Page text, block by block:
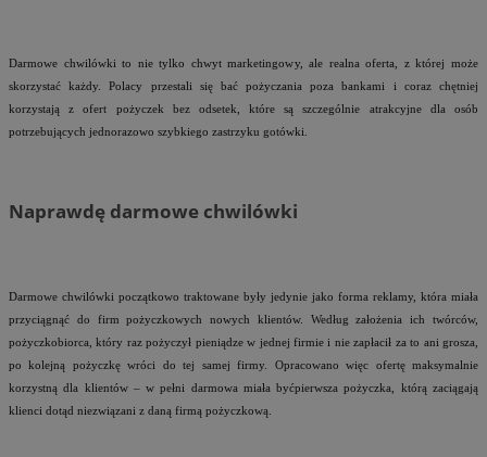
Darmowe chwilówki to nie tylko chwyt marketingowy, ale realna oferta, z której może
skorzystać każdy. Polacy przestali się bać pożyczania poza bankami i coraz chętniej
korzystają z ofert pożyczek bez odsetek, które są szczególnie atrakcyjne dla osób
potrzebujących jednorazowo szybkiego zastrzyku gotówki.
Naprawdę darmowe chwilówki
Darmowe chwilówki początkowo traktowane były jedynie jako forma reklamy, która miała
przyciągnąć do firm pożyczkowych nowych klientów. Według założenia ich twórców,
pożyczkobiorca, który raz pożyczył pieniądze w jednej firmie i nie zapłacił za to ani grosza,
po kolejną pożyczkę wróci do tej samej firmy. Opracowano więc ofertę maksymalnie
korzystną dla klientów – w pełni darmowa miała byćpierwsza pożyczka, którą zaciągają
klienci dotąd niezwiązani z daną firmą pożyczkową.